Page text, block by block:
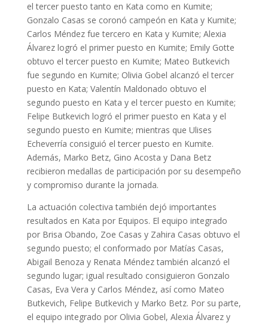
el tercer puesto tanto en Kata como en Kumite;
Gonzalo Casas se coronó campeón en Kata y Kumite;
Carlos Méndez fue tercero en Kata y Kumite; Alexia
Álvarez logró el primer puesto en Kumite; Emily Gotte
obtuvo el tercer puesto en Kumite; Mateo Butkevich
fue segundo en Kumite; Olivia Gobel alcanzó el tercer
puesto en Kata; Valentín Maldonado obtuvo el
segundo puesto en Kata y el tercer puesto en Kumite;
Felipe Butkevich logró el primer puesto en Kata y el
segundo puesto en Kumite; mientras que Ulises
Echeverría consiguió el tercer puesto en Kumite.
Además, Marko Betz, Gino Acosta y Dana Betz
recibieron medallas de participación por su desempeño
y compromiso durante la jornada.
La actuación colectiva también dejó importantes
resultados en Kata por Equipos. El equipo integrado
por Brisa Obando, Zoe Casas y Zahira Casas obtuvo el
segundo puesto; el conformado por Matías Casas,
Abigail Benoza y Renata Méndez también alcanzó el
segundo lugar; igual resultado consiguieron Gonzalo
Casas, Eva Vera y Carlos Méndez, así como Mateo
Butkevich, Felipe Butkevich y Marko Betz. Por su parte,
el equipo integrado por Olivia Gobel, Alexia Álvarez y